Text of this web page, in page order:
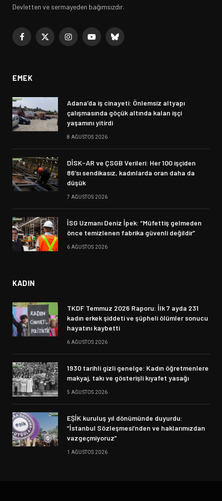
Devletten ve sermayeden bağımsızdır.
Facebook
X
InstagramYouTubeBluesky
EMEK
Adana’da iş cinayeti: Önlemsiz altyapı
çalışmasında göçük altında kalan işçi
yaşamını yitirdi
8 AĞUSTOS 2026
DİSK-AR ve ÇSGB Verileri: Her 100 işçiden
86’sı sendikasız, kadınlarda oran daha da
düşük
7 AĞUSTOS 2026
İSG Uzmanı Deniz İpek: “Müfettiş gelmeden
önce temizlenen fabrika güvenli değildir”
6 AĞUSTOS 2026
KADIN
TKDF Temmuz 2026 Raporu: İlk 7 ayda 231
kadın erkek şiddeti ve şüpheli ölümler sonucu
hayatını kaybetti
6 AĞUSTOS 2026
1930 tarihli gizli genelge: Kadın öğretmenlere
makyaj, takı ve gösterişli kıyafet yasağı
5 AĞUSTOS 2026
EŞİK kuruluş yıl dönümünde duyurdu:
“İstanbul Sözleşmesi’nden ve haklarımızdan
vazgeçmiyoruz”
1 AĞUSTOS 2026